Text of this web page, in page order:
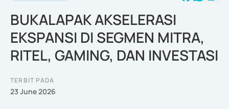
BUKALAPAK AKSELERASI
EKSPANSI DI SEGMEN MITRA,
RITEL, GAMING, DAN INVESTASI
TERBIT PADA
23 June 2026